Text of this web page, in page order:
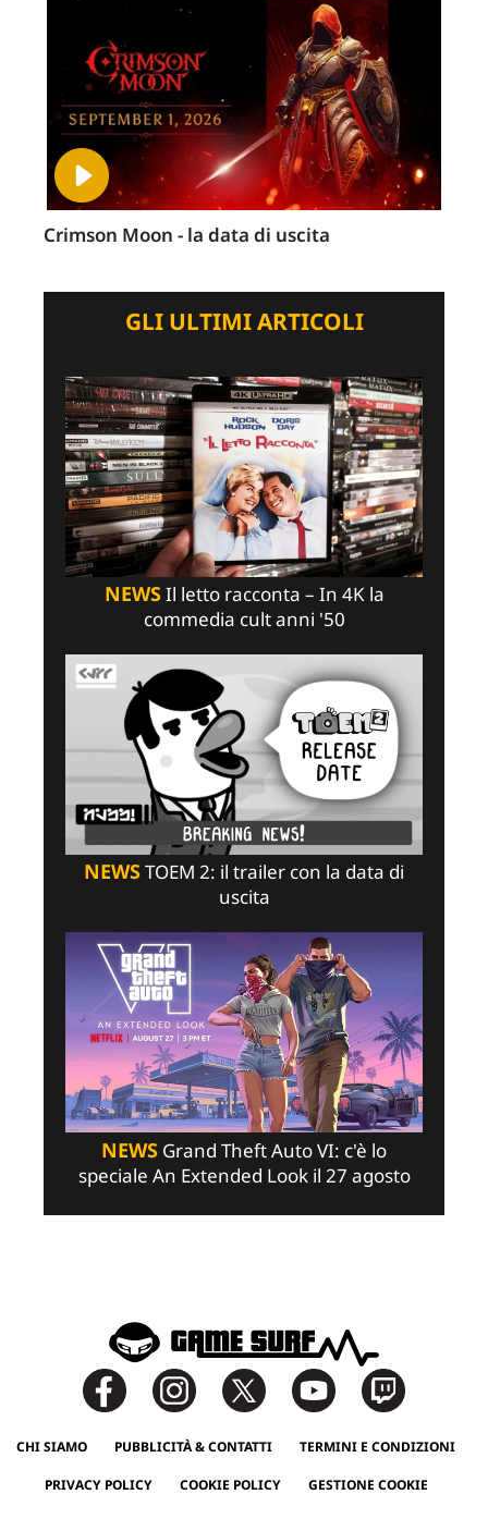
Crimson Moon - la data di uscita
GLI ULTIMI ARTICOLI
NEWSIl letto racconta – In 4K la
commedia cult anni '50
NEWSTOEM 2: il trailer con la data di
uscita
NEWS Grand Theft Auto VI: c'è lo
speciale An Extended Look il 27 agosto
CHI SIAMO PUBBLICITÀ & CONTATTI TERMINI E CONDIZIONI
PRIVACY POLICY COOKIE POLICY GESTIONE COOKIE